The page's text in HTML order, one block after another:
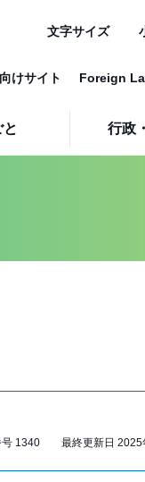
行政
文字サイズ
けサイト Foreign
号 1340 最終更新日 2025